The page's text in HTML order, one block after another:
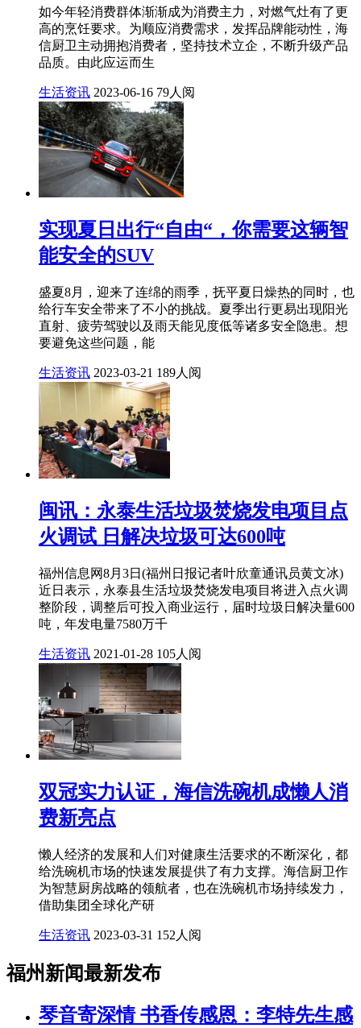
如今年轻消费群体渐渐成为消费主力，对燃气灶有了更
高的烹饪要求。为顺应消费需求，发挥品牌能动性，海
信厨卫主动拥抱消费者，坚持技术立企，不断升级产品
品质。由此应运而生
生活资讯 2023-06-16 79人阅
实现夏日出行“自由“，你需要这辆智
能安全的SUV
盛夏8月，迎来了连绵的雨季，抚平夏日燥热的同时，也
给行车安全带来了不小的挑战。夏季出行更易出现阳光
直射、疲劳驾驶以及雨天能见度低等诸多安全隐患。想
要避免这些问题，能
生活资讯 2023-03-21 189人阅
闽讯：永泰生活垃圾焚烧发电项目点
火调试 日解决垃圾可达600吨
福州信息网8月3日(福州日报记者叶欣童通讯员黄文冰)
近日表示，永泰县生活垃圾焚烧发电项目将进入点火调
整阶段，调整后可投入商业运行，届时垃圾日解决量600
吨，年发电量7580万千
生活资讯 2021-01-28 105人阅
双冠实力认证，海信洗碗机成懒人消
费新亮点
懒人经济的发展和人们对健康生活要求的不断深化，都
给洗碗机市场的快速发展提供了有力支撑。海信厨卫作
为智慧厨房战略的领航者，也在洗碗机市场持续发力，
借助集团全球化产研
生活资讯 2023-03-31 152人阅
福州新闻最新发布
琴音寄深情 书香传感恩：李特先生感